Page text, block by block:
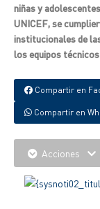
niñas y
UNICEF, se
institucionales de
los equipos
Compartir en
Compartir en
Acciones